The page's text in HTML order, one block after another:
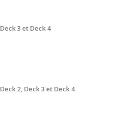
3 et Deck 4
2, Deck 3 et Deck 4